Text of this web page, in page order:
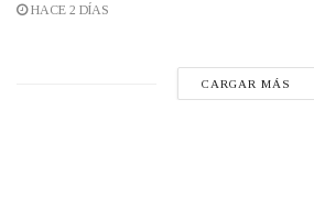
HACE 2 DÍAS
CARGAR MÁS